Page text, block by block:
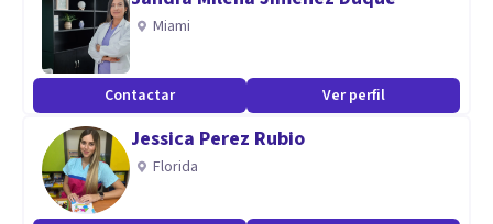
Miami
Contactar Ver perfil
Jessica Perez Rubio
Florida